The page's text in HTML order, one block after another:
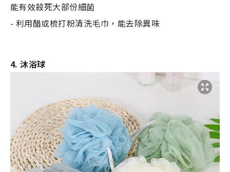
能有效殺死大部份細菌
- 利用醋或梳打粉清洗毛巾，能去除異味
4. 沐浴球